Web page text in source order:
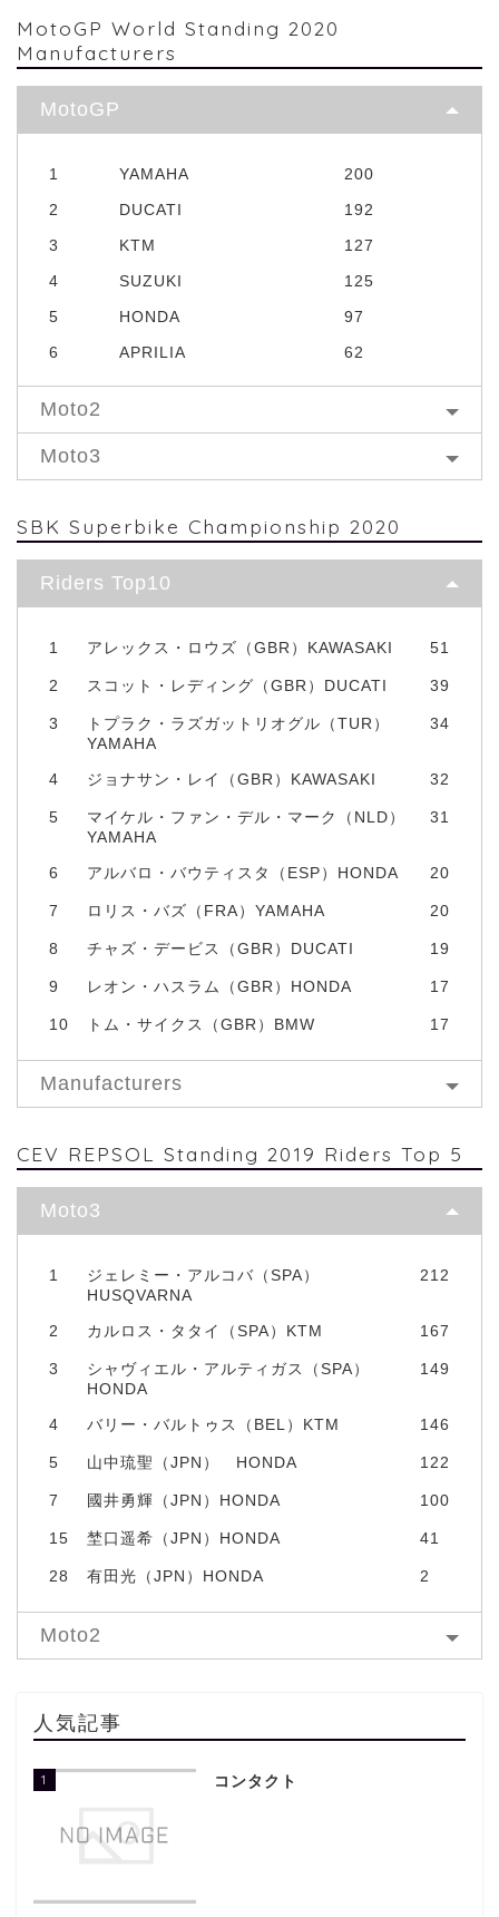
MotoGP World Standing 2020
Manufacturers
MotoGP
1 YAMAHA
200
2
DUCATI
192
3
KTM
127
4
SUZUKI
125
5
HONDA
97
6
APRILIA 62
Moto2
Moto3
SBK Superbike Championship 2020
Riders Top10
1 アレックス・ロウズ（GBR）KAWASAKI 51
2 スコット・レディング（GBR）DUCATI 39
3
トプラク・ラズガットリオグル（TUR）
YAMAHA
34
4 ジョナサン・レイ（GBR）KAWASAKI 32
5
マイケル・ファン・デル・マーク（NLD）
YAMAHA
31
6 アルバロ・バウティスタ（ESP）HONDA 20
7 ロリス・バズ（FRA）YAMAHA 20
8 チャズ・デービス（GBR）DUCATI 19
9 レオン・ハスラム（GBR）HONDA 17
10 トム・サイクス（GBR）BMW 17
Manufacturers
CEV REPSOL Standing 2019 Riders Top 5
Moto3
1
ジェレミー・アルコバ（SPA）
HUSQVARNA
212
2 カルロス・タタイ（SPA）KTM 167
3
シャヴィエル・アルティガス（SPA）
HONDA
149
4 バリー・バルトゥス（BEL）KTM 146
5 山中琉聖（JPN） HONDA 122
7 國井勇輝（JPN）HONDA 100
15 埜口遥希（JPN）HONDA 41
28 有田光（JPN）HONDA 2
Moto2
人気記事
1 コンタクト